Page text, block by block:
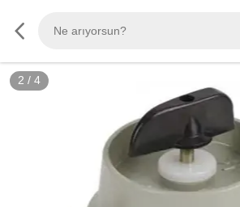
2 / 4